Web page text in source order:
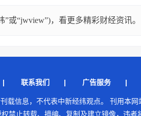
或“jwview”)，看更多精彩财经资讯。
联系我们 | 广告服务|
载信息，不代表中新经纬观点。 刊用本网
禁止转载、摘编、复制及建立镜像，违者